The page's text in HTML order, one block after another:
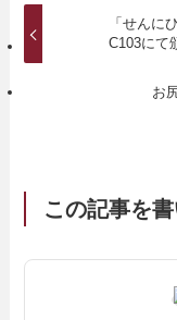
「せんに
C103にて
お
この記事を